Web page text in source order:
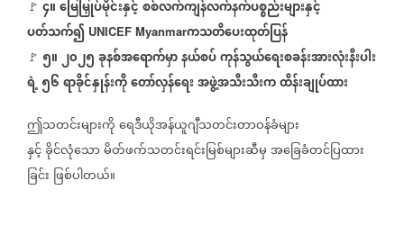
🚩 ၄။မြေမြှုပ်မိုင်းနှင့်စစ်လက်ကျန်လက်နက်ပစ္စည်းများနှင့်
ပတ်သက်၍ UNICEF Myanmarကသတိပေးထုတ်ပြန်
🚩 ၅။၂၀၂၅ခုနစ်အရောက်မှာနယ်စပ်ကုန်သွယ်ရေးစခန်းအားလုံးနီးပါး
ရဲ့၅၆ရာခိုင်နှုန်းကိုတော်လှန်ရေးအဖွဲ့အသီးသီးကထိန်းချုပ်ထား
ဤသတင်းများကိုရေဒီယိုအန်ယူဂျီသတင်းတာဝန်ခံများ
နှင့်ခိုင်လုံသောမိတ်ဖက်သတင်းရင်းမြစ်များဆီမှအခြေခံတင်ပြထား
ခြင်း ဖြစ်ပါတယ်။